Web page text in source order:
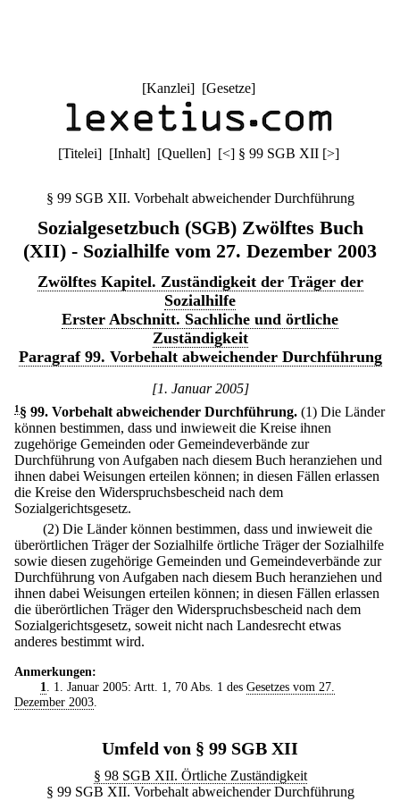
[Kanzlei] [Gesetze]
[Titelei] [Inhalt] [Quellen] [<] § 99 SGB XII [>]
§ 99 SGB XII. Vorbehalt abweichender Durchführung
Sozialgesetzbuch (SGB) Zwölftes Buch
(XII) - Sozialhilfe vom 27. Dezember 2003
Zwölftes Kapitel. Zuständigkeit der Träger der
Sozialhilfe
Erster Abschnitt. Sachliche und örtliche
Zuständigkeit
Paragraf 99. Vorbehalt abweichender Durchführung
[1. Januar 2005]
1 § 99. Vorbehalt abweichender Durchführung. (1) Die Länder
können bestimmen, dass und inwieweit die Kreise ihnen
zugehörige Gemeinden oder Gemeindeverbände zur
Durchführung von Aufgaben nach diesem Buch heranziehen und
ihnen dabei Weisungen erteilen können; in diesen Fällen erlassen
die Kreise den Widerspruchsbescheid nach dem
Sozialgerichtsgesetz.
(2) Die Länder können bestimmen, dass und inwieweit die
überörtlichen Träger der Sozialhilfe örtliche Träger der Sozialhilfe
sowie diesen zugehörige Gemeinden und Gemeindeverbände zur
Durchführung von Aufgaben nach diesem Buch heranziehen und
ihnen dabei Weisungen erteilen können; in diesen Fällen erlassen
die überörtlichen Träger den Widerspruchsbescheid nach dem
Sozialgerichtsgesetz, soweit nicht nach Landesrecht etwas
anderes bestimmt wird.
Anmerkungen:
1. 1. Januar 2005: Artt. 1, 70 Abs. 1 des Gesetzes vom 27.
Dezember 2003.
Umfeld von § 99 SGB XII
§ 98 SGB XII. Örtliche Zuständigkeit
§ 99 SGB XII. Vorbehalt abweichender Durchführung